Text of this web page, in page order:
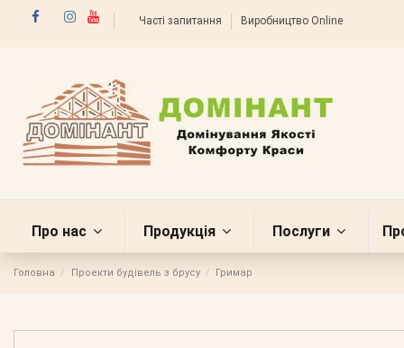
Часті запитання Виробництво Online
Про нас Продукція Послуги
Головна Проекти будівель з брусу Гримар